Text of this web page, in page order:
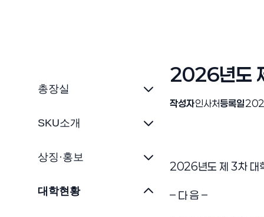
총장실
SKU소개
상징·홍보
대학현황
2026년도
작성자인사처등록일
2026년도 제 3차 대
– 다 음 –